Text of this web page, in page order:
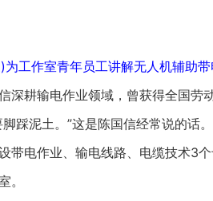
为工作室青年员工讲解无人机辅助
耕输电作业领域，曾获得全国劳
踩泥土。”这是陈国信经常说的话
带电作业、输电线路、电缆技术3
。